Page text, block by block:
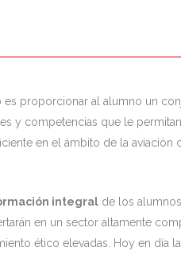
es proporcionar al alumno un
y competencias que le
en el ámbito de la aviación
integral de los
en un sector altamente
ético elevadas. Hoy en día